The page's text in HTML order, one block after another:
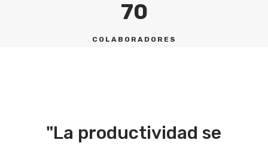
70
COLABORADORES
"La productividad se